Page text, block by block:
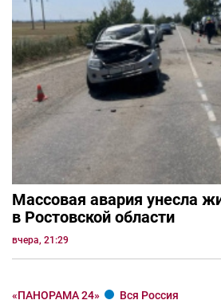
Массовая авария унесла
в Ростовской области
вчера, 21:29
«ПАНОРАМА 24» Вся Россия